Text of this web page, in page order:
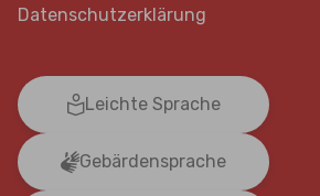
Datenschutzerklärung
Leichte Sprache
Gebärdensprache